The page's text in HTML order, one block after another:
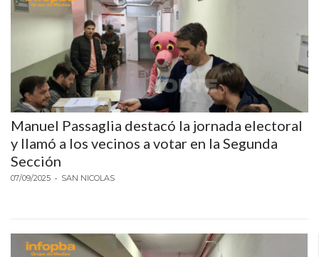
DE
SALTO
Y
CAMPANA
NOTICIAS
DE
ZÁRATE
NOTICIAS
DE
Manuel Passaglia destacó la jornada electoral
y llamó a los vecinos a votar en la Segunda
Sección
07/09/2025 • SAN NICOLAS